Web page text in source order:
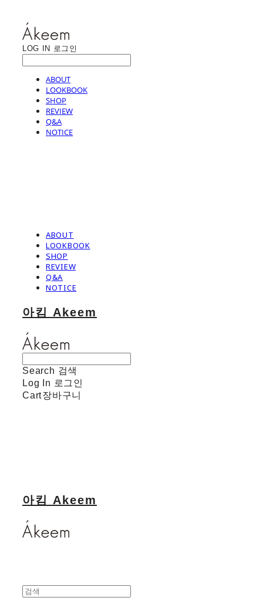
LOG IN 로그인
ABOUT
LOOKBOOK
SHOP
REVIEW
Q&A
NOTICE
ABOUT
LOOKBOOK
SHOP
REVIEW
Q&A
NOTICE
아킴 Akeem
Search 검색
Log In 로그인
Cart장바구니
아킴 Akeem